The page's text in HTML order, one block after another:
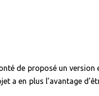
de proposé un version
a en plus l’avantage